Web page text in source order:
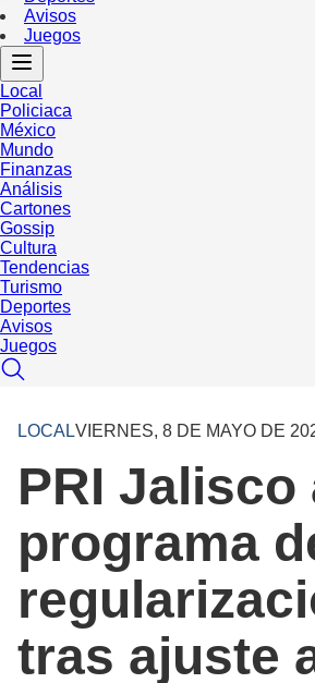
Avisos
Juegos
Local
Policiaca
México
Mundo
Finanzas
Análisis
Cartones
Gossip
Cultura
Tendencias
Turismo
Deportes
Avisos
Juegos
LOCALVIERNES, 8 DE MAYO DE
PRI Jalisco
programa
tras ajuste